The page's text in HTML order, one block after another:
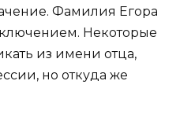
Фамилия Егора
Некоторые
из имени отца,
но откуда же